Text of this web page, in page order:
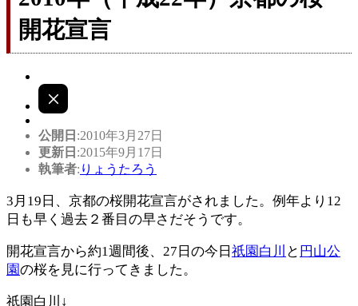
開花宣言
公開日 :2010年3月27日
更新日 :2015年9月17日
執筆者: りょうたろう
3月19日、京都の桜開花宣言がされました。例年より12
日も早く過去２番目の早さだそうです。
開花宣言から約1週間後、27日の今日 祇園白川 と 円山公
園の桜を見に行ってきました。
祇園白川↓